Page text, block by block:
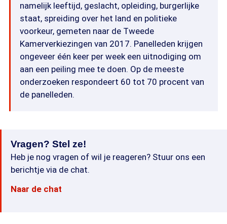
namelijk leeftijd, geslacht, opleiding, burgerlijke
staat, spreiding over het land en politieke
voorkeur, gemeten naar de Tweede
Kamerverkiezingen van 2017. Panelleden krijgen
ongeveer één keer per week een uitnodiging om
aan een peiling mee te doen. Op de meeste
onderzoeken respondeert 60 tot 70 procent van
de panelleden.
Vragen? Stel ze!
Heb je nog vragen of wil je reageren? Stuur ons een
berichtje via de chat.
Naar de chat